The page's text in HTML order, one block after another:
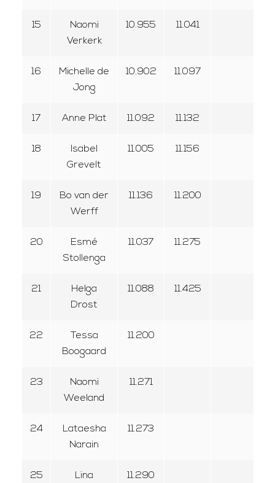
15
Naomi
Verkerk
10.955 11.041
16
Michelle de
Jong
10.902 11.097
17 Anne Plat 11.092 11.132
18
Isabel
Grevelt
11.005 11.156
19
Bo van der
Werff
11.136 11.200
20
Esmé
Stollenga
11.037 11.275
21
Helga
Drost
11.088 11.425
22
Tessa
Boogaard
11.200
23
Naomi
Weeland
11.271
24
Lataesha
Narain
11.273
25
Lina
11.290